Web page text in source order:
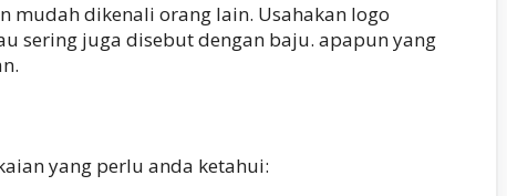
mudah dikenali orang lain. Usahakan logo
sering juga disebut dengan baju. apapun yang
yang perlu anda ketahui: